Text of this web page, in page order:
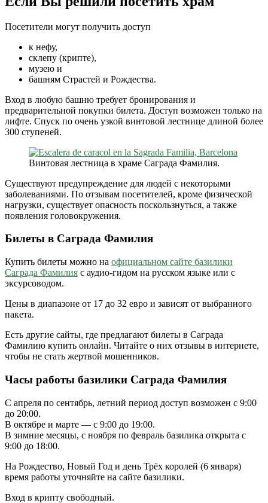
Посетители могут получить доступ
к нефу,
склепу (крипте),
музею и
башням Страстей и Рождества.
Вход в любую башню требует бронирования и
предварительной покупки билета. Доступ возможен только на
лифте. Спуск по очень узкой винтовой лестнице длиной более
300 ступеней.
Винтовая лестница в храме Саграда Фамилия.
Существуют предупреждение для людей с некоторыми
заболеваниями. По отзывам посетителей, кроме физической
нагрузки, существует опасность поскользнуться, а также
появления головокружения.
Билеты в Саграда Фамилия
Купить билеты можно на официальном сайте базилики
Саграда Фамилия с аудио-гидом на русском языке или с
эксурсоводом.
Цены в диапазоне от 17 до 32 евро и зависят от выбранного
пакета.
Есть другие сайты, где предлагают билеты в Саграда
Фамилию купить онлайн. Читайте о них отзывы в интернете,
чтобы не стать жертвой мошенников.
Часы работы базилики Саграда Фамилия
С апреля по сентябрь, летний период доступ возможен с 9:00
до 20:00.
В октябре и марте — с 9:00 до 19:00.
В зимние месяцы, с ноября по февраль базилика открыта с
9:00 до 18:00.
На Рождество, Новый Год и день Трёх королей (6 января)
время работы уточняйте на сайте базилики.
Вход в крипту свободный.